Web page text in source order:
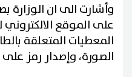
وأشارت الى ان الوزارة
على الموقع الالكتروني
المعطيات المتعلقة
الصورة، وإصدار رمز على